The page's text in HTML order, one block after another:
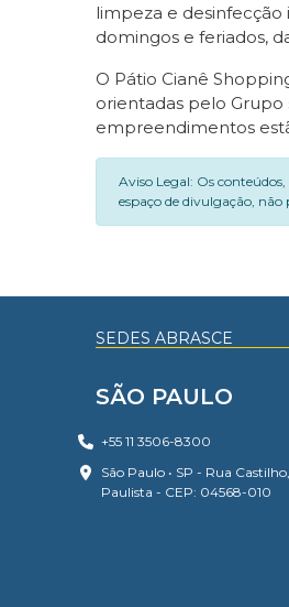
limpeza e desinfecção
domingos e feriados,
O Pátio Cianê
orientadas pelo Grupo
empreendimentos
Aviso Legal: Os
espaço de divulgação, não
SEDES ABRASCE
SÃO PAULO
+55 11 3506-8300
São Paulo • SP - Rua
Paulista - CEP: 04568-010